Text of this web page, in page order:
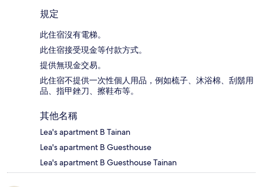
規定
此住宿沒有電梯。
此住宿接受現金等付款方式。
提供無現金交易。
此住宿不提供一次性個人用品，例如梳子、沐浴棉、刮鬍用
品、指甲銼刀、擦鞋布等。
其他名稱
Lea's apartment B Tainan
Lea's apartment B Guesthouse
Lea's apartment B Guesthouse Tainan